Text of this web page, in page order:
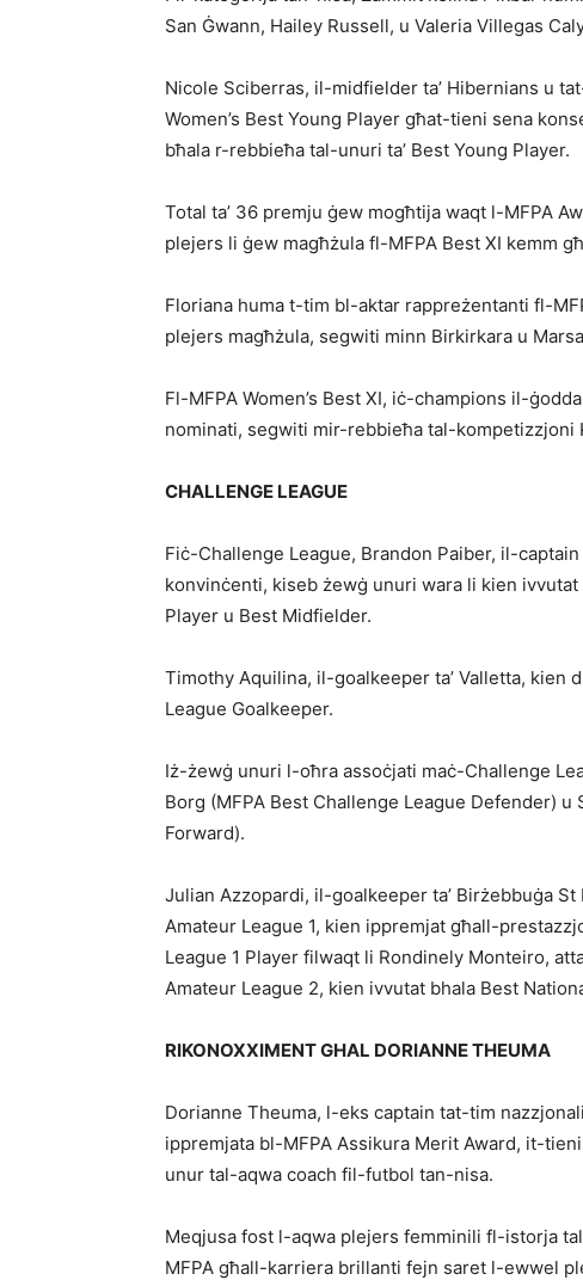
San Ġwann, Hailey Russell, u Valeria Villegas
Nicole Sciberras, il-midfielder ta’ Hibernians u
Women’s Best Young Player għat-tieni sena
bħala r-rebbieħa tal-unuri ta’ Best Young Player.
Total ta’ 36 premju ġew mogħtija waqt l-MFPA
plejers li ġew magħżula fl-MFPA Best XI kemm
Floriana huma t-tim bl-aktar rappreżentanti fl-
plejers magħżula, segwiti minn Birkirkara u
Fl-MFPA Women’s Best XI, iċ-champions il-
nominati, segwiti mir-rebbieħa tal-kompetizzjoni
CHALLENGE LEAGUE
Fiċ-Challenge League, Brandon Paiber, il-
konvinċenti, kiseb żewġ unuri wara li kien
Player u Best Midfielder.
Timothy Aquilina, il-goalkeeper ta’ Valletta, kien
League Goalkeeper.
Iż-żewġ unuri l-oħra assoċjati maċ-Challenge
Borg (MFPA Best Challenge League Defender) u
Forward).
Julian Azzopardi, il-goalkeeper ta’ Birżebbuġa
Amateur League 1, kien ippremjat għall-
League 1 Player filwaqt li Rondinely Monteiro,
Amateur League 2, kien ivvutat bhala Best
RIKONOXXIMENT GHAL DORIANNE THEUMA
Dorianne Theuma, l-eks captain tat-tim
ippremjata bl-MFPA Assikura Merit Award, it-
unur tal-aqwa coach fil-futbol tan-nisa.
Meqjusa fost l-aqwa plejers femminili fl-istorja
MFPA għall-karriera brillanti fejn saret l-ewwel